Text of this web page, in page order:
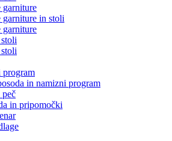
garniture
garniture in stoli
garniture
in namizni program
peč
in pripomočki